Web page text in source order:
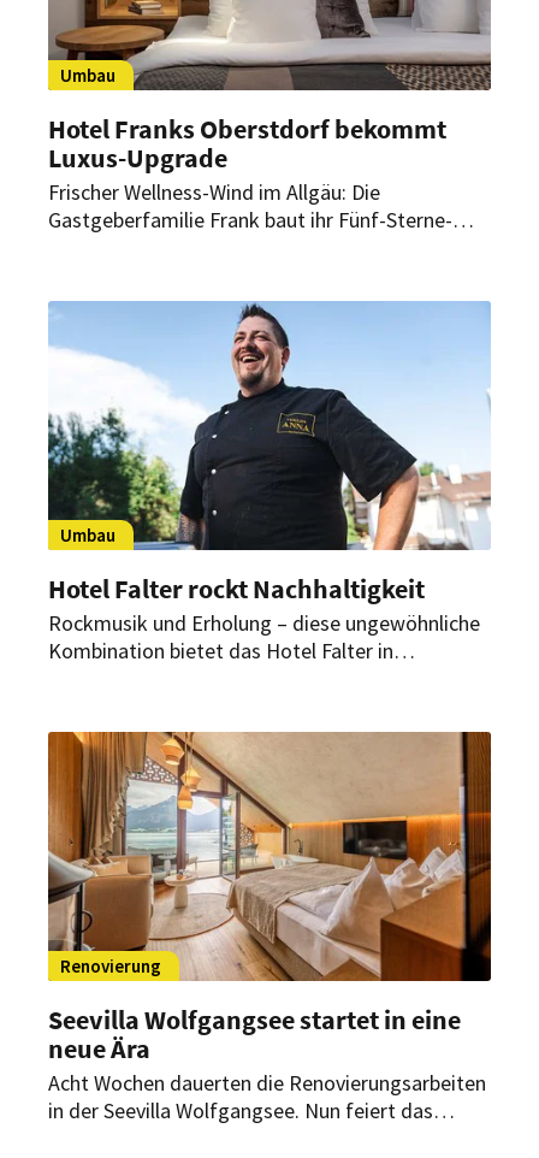
Umbau
Hotel Franks Oberstdorf bekommt
Luxus-Upgrade
Frischer Wellness-Wind im Allgäu: Die
Gastgeberfamilie Frank baut ihr Fünf-Sterne-
Jubiläum 2024 in neuem Glanz erstrahlen.
Umbau
Hotel Falter rockt Nachhaltigkeit
Rockmusik und Erholung – diese ungewöhnliche
Kombination bietet das Hotel Falter in
umfangreicher Umbau. Der Fokus liegt dabei auf
Nachhaltigkeit.
Renovierung
Seevilla Wolfgangsee startet in eine
neue Ära
Acht Wochen dauerten die Renovierungsarbeiten
in der Seevilla Wolfgangsee. Nun feiert das